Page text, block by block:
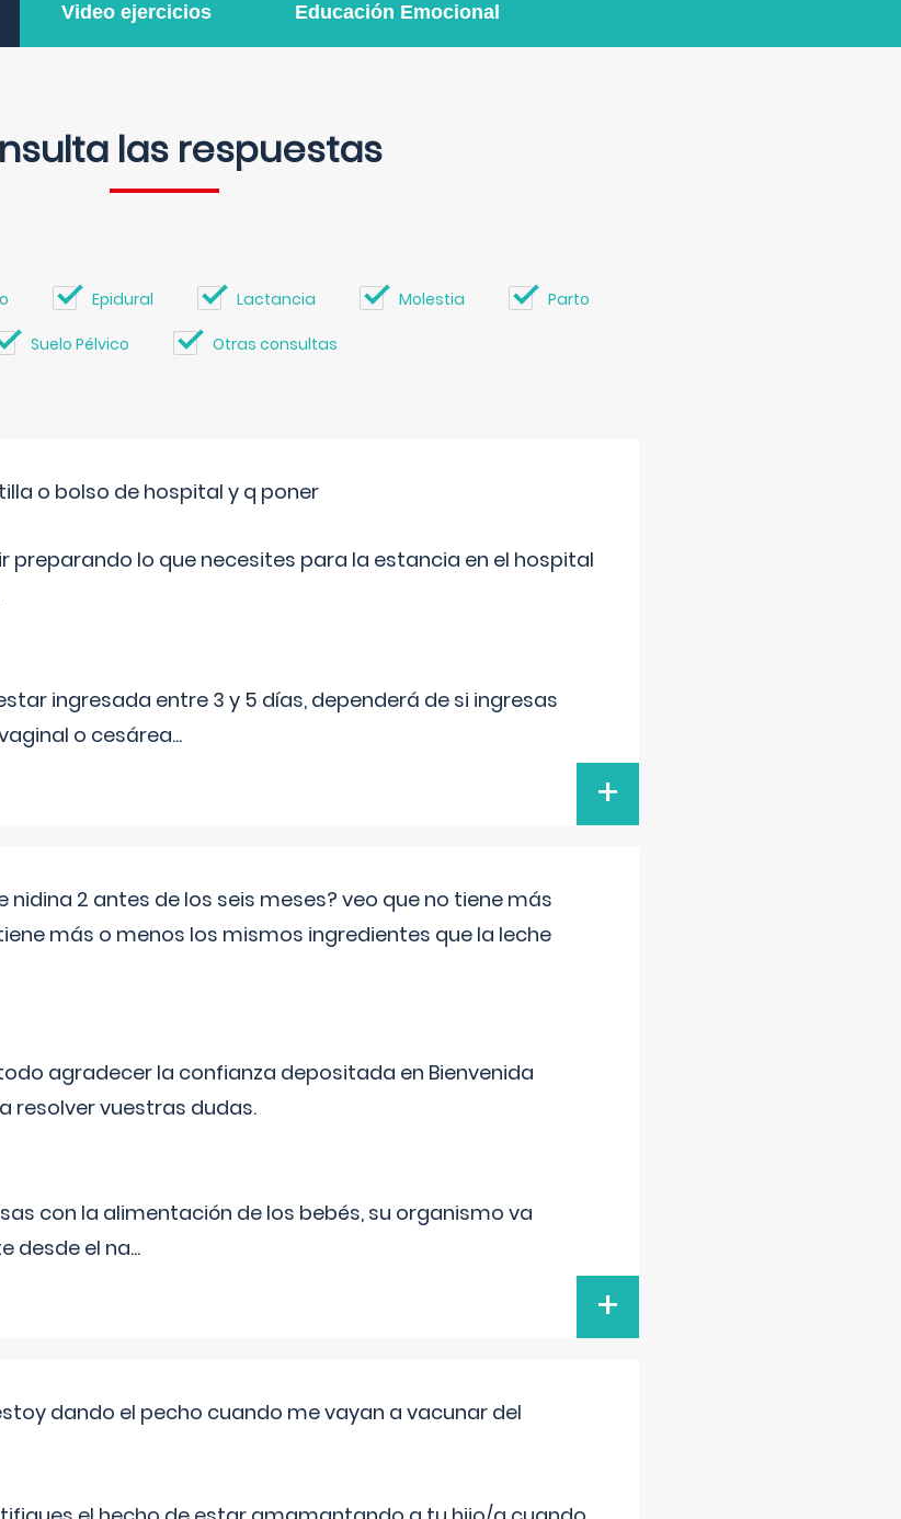
Video ejercicios Educación Emocional
las respuestas
Epidural Lactancia Molestia Parto
Suelo Pélvico Otras consultas
o bolso de hospital y q poner
preparando lo que necesites para la estancia en el hospital
ingresada entre 3 y 5 días, dependerá de si ingresas
o cesárea...
+
nidina 2 antes de los seis meses? veo que no tiene más
más o menos los mismos ingredientes que la leche
agradecer la confianza depositada en Bienvenida
resolver vuestras dudas.
con la alimentación de los bebés, su organismo va
desde el na...
+
dando el pecho cuando me vayan a vacunar del